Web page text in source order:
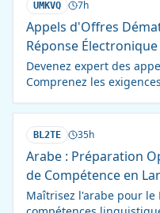
UMKVQ 7h
Appels d'Offres
Réponse Électronique
Devenez expert des
Comprenez les
BL2TE 35h
Arabe : Préparation
de Compétence en
Maîtrisez l'arabe pour le